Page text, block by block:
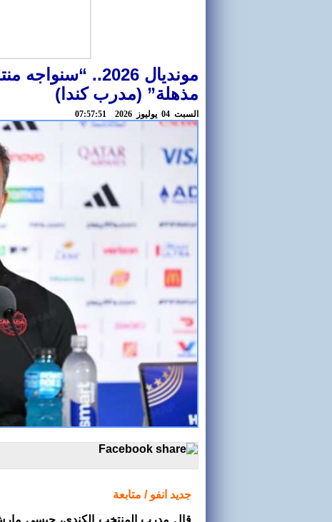
مونديال 2026..
مذهلة” (مدرب كندا)
السبت 04 يوليوز 2026 07:57:51
جديد انفو / متابعة
قال مدرب المنتخب الكندي، جيسي